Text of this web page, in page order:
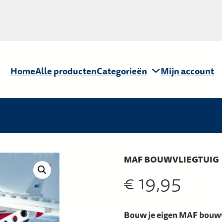
HomeAlle productenCategorieën Mijn account
MAF BOUWVLIEGTUIG
€19,95
Bouw je eigen MAF